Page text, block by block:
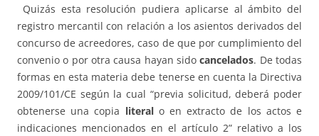
Quizás esta resolución pudiera aplicarse al ámbito del
registro mercantil con relación a los asientos derivados del
concurso de acreedores, caso de que por cumplimiento del
convenio o por otra causa hayan sidocancelados. De todas
formas en esta materia debe tenerse en cuenta la Directiva
2009/101/CE según la cual “previa solicitud, deberá poder
obtenerse una copia literalo en extracto de los actos e
indicaciones mencionados en el artículo 2” relativo a los